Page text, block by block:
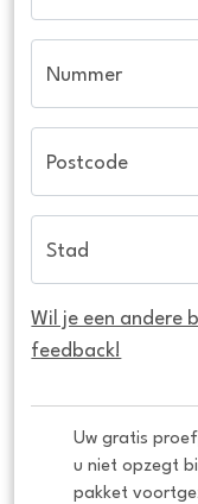
Nummer
Postcode
Stad
Wil je een andere
feedback!
Uw gratis
u niet opzegt
pakket